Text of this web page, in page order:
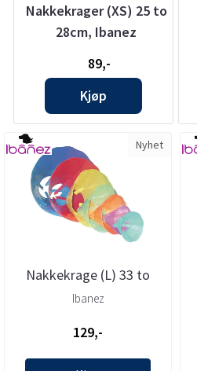
Nakkekrager (XS) 25 to
28cm, Ibanez
89,-
Kjøp
Nyhet
Nakkekrage (L) 33 to
41cm, Ibanez
Ibanez
129,-